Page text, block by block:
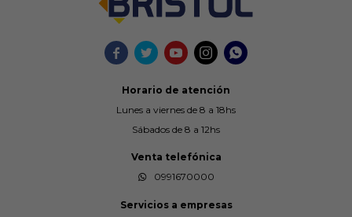
    
Horario de atención
Lunes a viernes de 8 a 18hs
Sábados de 8 a 12hs
Venta telefónica
0991670000
Servicios a empresas